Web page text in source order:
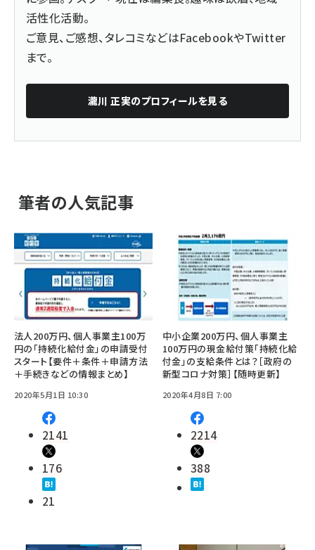
活性化活動。
ご意見、ご感想、タレコミなどはFacebookやTwitter
まで。
瀧川 正実のプロフィールを見る
筆者の人気記事
法人200万円、個人事業主100万
円の「持続化給付金」の申請受付
スタート【要件＋条件＋申請方法
＋手続きなどの情報まとめ】
2020年5月1日 10:30
2141
176
21
中小企業200万円、個人事業主
100万円の現金給付策「持続化給
付金」の支給条件とは？［政府の
新型コロナ対策］【随時更新】
2020年4月8日 7:00
2214
388